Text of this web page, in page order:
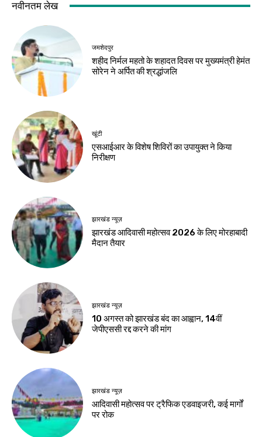
झारखंड न्यूज़
10 अगस्त को विधानसभा
घेराव, छात्रों से रांची
Birsa Bhumi Live
August 8, 2026
करियर
मर्चेंट नेवी में कैसे बनाएं
करियर
एआई में करियर बनाना है
तो ये 5 कोर्स हो सकते हैं
बेहतर विकल्प
Birsa Bhumi Live
नवीनतम लेख